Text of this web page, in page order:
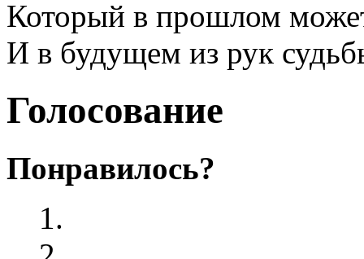
Который в прошлом
И в будущем из рук
Голосование
Понравилось?